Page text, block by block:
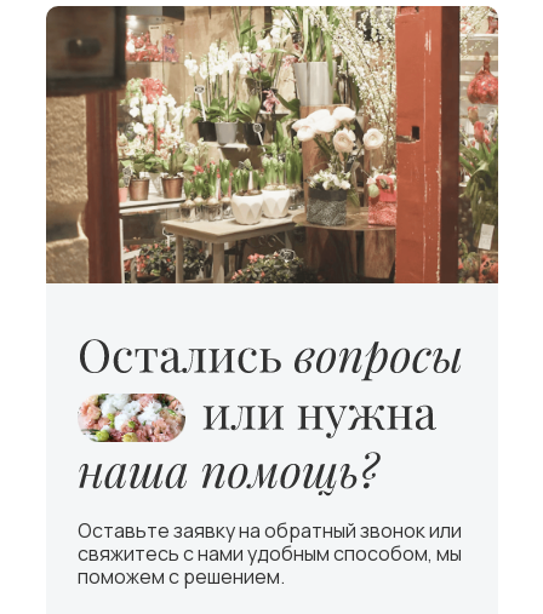
Оставьте заявку на обратный звонок или
свяжитесь с нами удобным способом, мы
поможем с решением.